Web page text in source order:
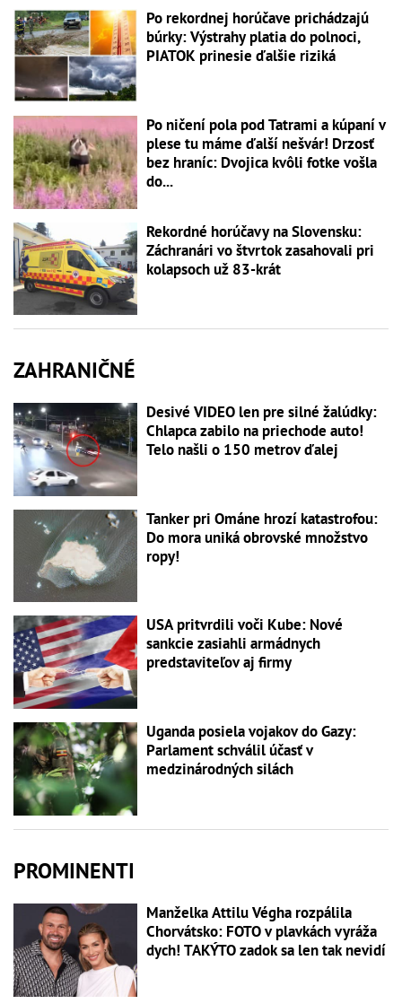
Po rekordnej horúčave prichádzajú
búrky: Výstrahy platia do polnoci,
PIATOK prinesie ďalšie riziká
Po ničení pola pod Tatrami a kúpaní v
plese tu máme ďalší nešvár! Drzosť
bez hraníc: Dvojica kvôli fotke vošla
do...
Rekordné horúčavy na Slovensku:
Záchranári vo štvrtok zasahovali pri
kolapsoch už 83-krát
ZAHRANIČNÉ
Desivé VIDEO len pre silné žalúdky:
Chlapca zabilo na priechode auto!
Telo našli o 150 metrov ďalej
Tanker pri Ománe hrozí katastrofou:
Do mora uniká obrovské množstvo
ropy!
USA pritvrdili voči Kube: Nové
sankcie zasiahli armádnych
predstaviteľov aj firmy
Uganda posiela vojakov do Gazy:
Parlament schválil účasť v
medzinárodných silách
PROMINENTI
Manželka Attilu Végha rozpálila
Chorvátsko: FOTO v plavkách vyráža
dych! TAKÝTO zadok sa len tak nevidí